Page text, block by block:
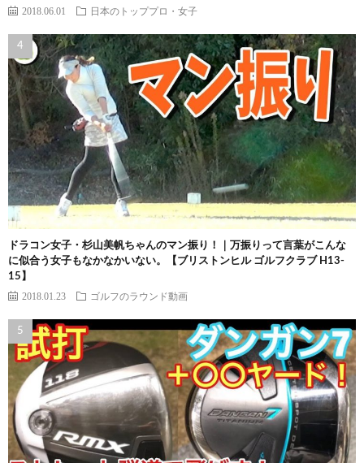
2018.06.01 日本のトッププロ・女子
ドラコン女子・杉山美帆ちゃんのマン振り！｜万振りって言葉がこんな
に似合う女子もなかなかいない。【ブリストンヒル ゴルフクラブ H13-
15】
2018.01.23 ゴルフのラウンド動画